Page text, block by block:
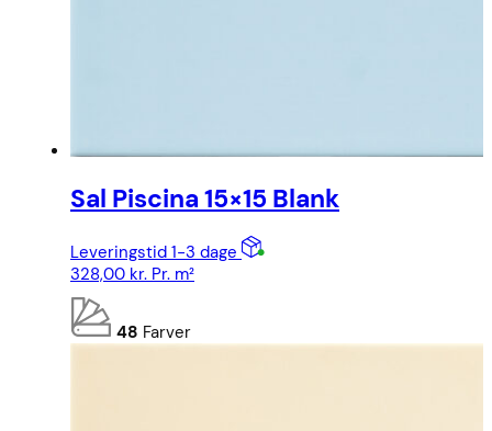
Sal Piscina 15×15 Blank
Leveringstid 1-3 dage
328,00 kr. Pr. m²
48 Farver